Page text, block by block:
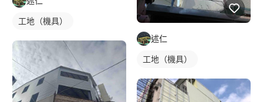
工地（機具）
述仁
工地（機具）